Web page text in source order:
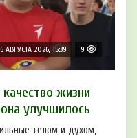
6 АВГУСТА 2026, 15:39 9
жизни
улучшилось
телом и духом,